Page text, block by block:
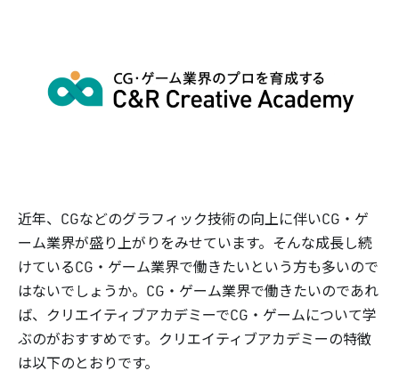
近年、CGなどのグラフィック技術の向上に伴いCG・ゲ
ーム業界が盛り上がりをみせています。そんな成長し続
けているCG・ゲーム業界で働きたいという方も多いので
はないでしょうか。CG・ゲーム業界で働きたいのであれ
ば、クリエイティブアカデミーでCG・ゲームについて学
ぶのがおすすめです。クリエイティブアカデミーの特徴
は以下のとおりです。